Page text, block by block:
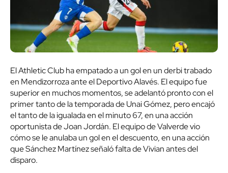
El Athletic Club ha empatado a un gol en un derbi trabado
en Mendizorroza ante el Deportivo Alavés. El equipo fue
superior en muchos momentos, se adelantó pronto con el
primer tanto de la temporada de Unai Gómez, pero encajó
el tanto de la igualada en el minuto 67, en una acción
oportunista de Joan Jordán. El equipo de Valverde vio
cómo se le anulaba un gol en el descuento, en una acción
que Sánchez Martínez señaló falta de Vivian antes del
disparo.